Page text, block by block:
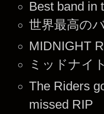
Best band in
世界最高の
MIDNIGHT
ミッドナイ
The Riders
missed RIP